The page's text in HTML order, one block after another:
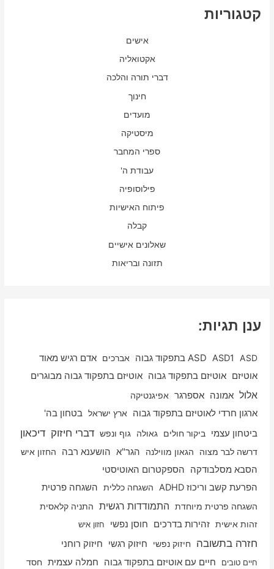
קטגוריות
אישים
אקטואליה
דברי תורה והלכה
חינוך
מועדים
מיסטיקה
ספרי המחבר
עבודת ה'
פילוסופיה
פיתוח האישיות
קבלה
שאלונים אישיים
תזונה ובריאות
ענן תגיות:
ASD
ASD1 ASD בתפקוד גבוה אברכים אדם רגיש מאוד
אוטיזם אוטיזם בתפקוד גבוה אוטיזם בתפקוד גבוה מבוגרים
אלול אמונה אספרגר אפיגנטיקה
ארגון חרדי לאוטיזם בתפקוד גבוה ארץ ישראל בטחון בה'
ביטחון עצמי ביקור חולים גאולה גוף ונפש דברי חיזוק דיכאון
דרשה לבר מצוה הגאון מווילנה הגר"א הושענא רבה החזון איש
הסבא מסלבודקה
הספקטרום האוטיסטי
הפרעת קשב וריכוז ADHD
השגחה כללית השגחה פרטית
השגחה פרטית מיוחדת התמודדות רגשית התניה קלאסית
זהות אישית זהירות בדרכים חוסן נפשי חזון איש
חזרה בתשובה חיזוק נפשי חיזוק רגשי חיזוק רוחני
חיים טובים חיים עם אוטיזם בתפקוד גבוה חמלה עצמית חסד